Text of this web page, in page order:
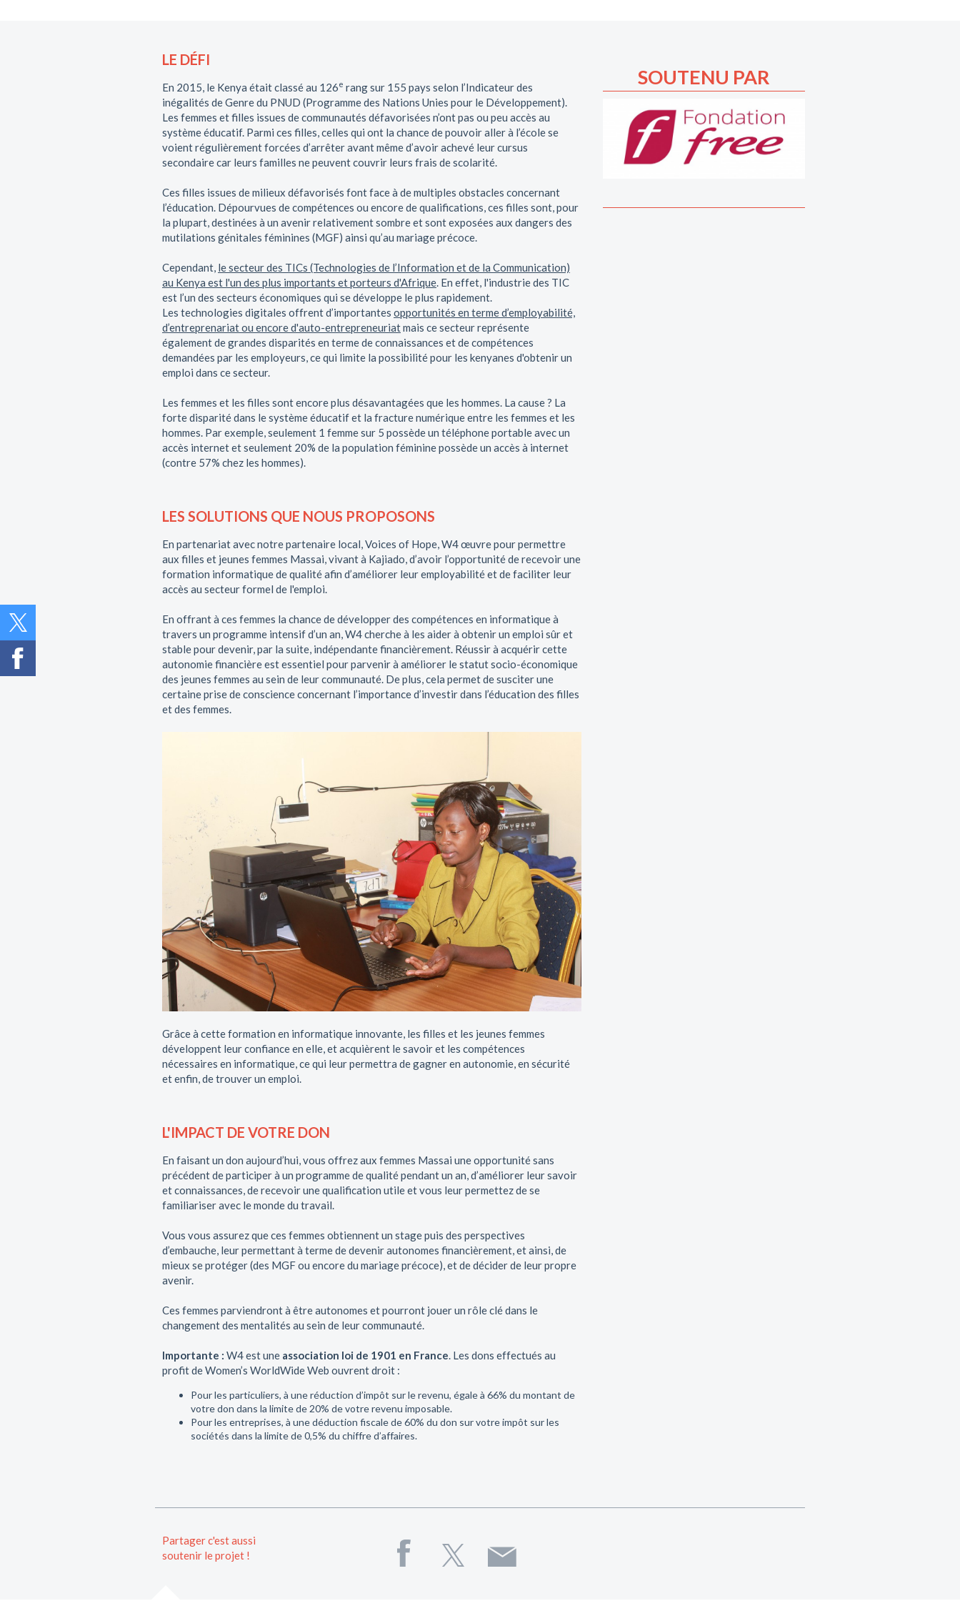
LE DÉFI
En 2015, le Kenya était classé au 126e rang sur 155 pays selon l’Indicateur des
inégalités de Genre du PNUD (Programme des Nations Unies pour le Développement).
Les femmes et filles issues de communautés défavorisées n’ont pas ou peu accès au
système éducatif. Parmi ces filles, celles qui ont la chance de pouvoir aller à l’école se
voient régulièrement forcées d’arrêter avant même d’avoir achevé leur cursus
secondaire car leurs familles ne peuvent couvrir leurs frais de scolarité.
Ces filles issues de milieux défavorisés font face à de multiples obstacles concernant
l’éducation. Dépourvues de compétences ou encore de qualifications, ces filles sont, pour
la plupart, destinées à un avenir relativement sombre et sont exposées aux dangers des
mutilations génitales féminines (MGF) ainsi qu’au mariage précoce.
Cependant, le secteur des TICs (Technologies de l’Information et de la Communication)
au Kenya est l'un des plus importants et porteurs d'Afrique. En effet, l'industrie des TIC
est l’un des secteurs économiques qui se développe le plus rapidement.
Les technologies digitales offrent d’importantes opportunités en terme d’employabilité,
d’entreprenariat ou encore d'auto-entrepreneuriatmais ce secteur représente
également de grandes disparités en terme de connaissances et de compétences
demandées par les employeurs, ce qui limite la possibilité pour les kenyanes d'obtenir un
emploi dans ce secteur.
Les femmes et les filles sont encore plus désavantagées que les hommes. La cause ? La
forte disparité dans le système éducatif et la fracture numérique entre les femmes et les
hommes. Par exemple, seulement 1 femme sur 5 possède un téléphone portable avec un
accès internet et seulement 20% de la population féminine possède un accès à internet
(contre 57% chez les hommes).
LES SOLUTIONS QUE NOUS PROPOSONS
En partenariat avec notre partenaire local, Voices of Hope, W4 œuvre pour permettre
aux filles et jeunes femmes Massai, vivant à Kajiado, d’avoir l’opportunité de recevoir une
formation informatique de qualité afin d’améliorer leur employabilité et de faciliter leur
accès au secteur formel de l'emploi.
En offrant à ces femmes la chance de développer des compétences en informatique à
travers un programme intensif d’un an, W4 cherche à les aider à obtenir un emploi sûr et
stable pour devenir, par la suite, indépendante financièrement. Réussir à acquérir cette
autonomie financière est essentiel pour parvenir à améliorer le statut socio-économique
des jeunes femmes au sein de leur communauté. De plus, cela permet de susciter une
certaine prise de conscience concernant l’importance d’investir dans l’éducation des filles
et des femmes.
Grâce à cette formation en informatique innovante, les filles et les jeunes femmes
développent leur confiance en elle, et acquièrent le savoir et les compétences
nécessaires en informatique, ce qui leur permettra de gagner en autonomie, en sécurité
et enfin, de trouver un emploi.
L'IMPACT DE VOTRE DON
En faisant un don aujourd’hui, vous offrez aux femmes Massai une opportunité sans
précédent de participer à un programme de qualité pendant un an, d’améliorer leur savoir
et connaissances, de recevoir une qualification utile et vous leur permettez de se
familiariser avec le monde du travail.
Vous vous assurez que ces femmes obtiennent un stage puis des perspectives
d’embauche, leur permettant à terme de devenir autonomes financièrement, et ainsi, de
mieux se protéger (des MGF ou encore du mariage précoce), et de décider de leur propre
avenir.
Ces femmes parviendront à être autonomes et pourront jouer un rôle clé dans le
changement des mentalités au sein de leur communauté.
Importante : W4 est une association loi de 1901 en France. Les dons effectués au
profit de Women’s WorldWide Web ouvrent droit :
Pour les particuliers, à une réduction d’impôt sur le revenu, égale à 66% du montant de
votre don dans la limite de 20% de votre revenu imposable.
Pour les entreprises, à une déduction fiscale de 60% du don sur votre impôt sur les
sociétés dans la limite de 0,5% du chiffre d’affaires.
SOUTENU PAR
Partager c'est aussi
soutenir le projet !